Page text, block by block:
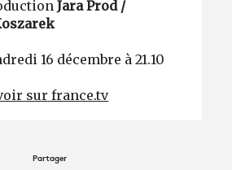
Jara Prod /
16 décembre à 21.10
sur france.tv
Partager